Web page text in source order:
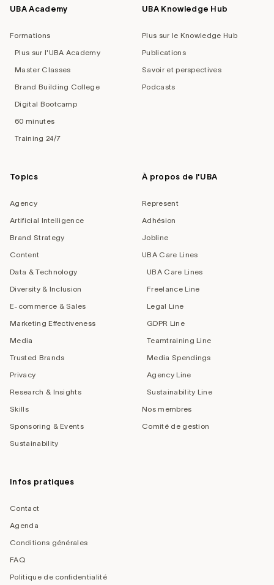
UBA Academy
Formations
Plus sur l'UBA Academy
Master Classes
Brand Building College
Digital Bootcamp
60 minutes
Training 24/7
UBA Knowledge Hub
Plus sur le Knowledge Hub
Publications
Savoir et perspectives
Podcasts
Topics
Agency
Artificial Intelligence
Brand Strategy
Content
Data & Technology
Diversity & Inclusion
E-commerce & Sales
Marketing Effectiveness
Media
Trusted Brands
Privacy
Research & Insights
Skills
Sponsoring & Events
Sustainability
À propos de l'UBA
Represent
Adhésion
Jobline
UBA Care Lines
UBA Care Lines
Freelance Line
Legal Line
GDPR Line
Teamtraining Line
Media Spendings
Agency Line
Sustainability Line
Nos membres
Comité de gestion
Infos pratiques
Contact
Agenda
Conditions générales
FAQ
Politique de confidentialité